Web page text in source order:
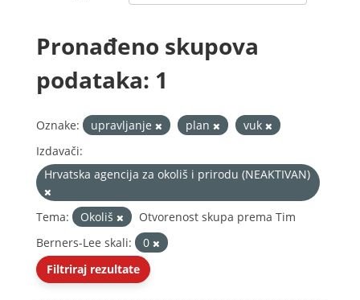
Pronađeno skupova
podataka: 1
Oznake: upravljanje plan
vuk
Izdavači:
Hrvatska agencija za okoliš i prirodu (NEAKTIVAN)
Tema: Okoliš
Otvorenost skupa prema Tim
Berners-Lee skali:
0
Filtriraj rezultate